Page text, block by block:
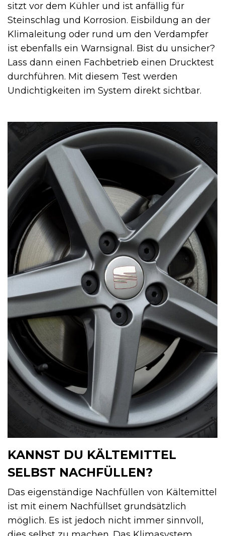
sitzt vor dem Kühler und ist anfällig für
Steinschlag und Korrosion. Eisbildung an der
Klimaleitung oder rund um den Verdampfer
ist ebenfalls ein Warnsignal. Bist du unsicher?
Lass dann einen Fachbetrieb einen Drucktest
durchführen. Mit diesem Test werden
Undichtigkeiten im System direkt sichtbar.
KANNST DU KÄLTEMITTEL
SELBST NACHFÜLLEN?
Das eigenständige Nachfüllen von Kältemittel
ist mit einem Nachfüllset grundsätzlich
möglich. Es ist jedoch nicht immer sinnvoll,